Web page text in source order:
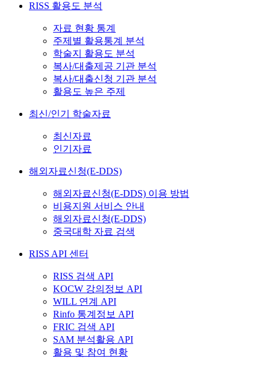
RISS 활용도 분석
자료 현황 통계
주제별 활용통계 분석
학술지 활용도 분석
복사/대출제공 기관 분석
복사/대출신청 기관 분석
활용도 높은 주제
최신/인기 학술자료
최신자료
인기자료
해외자료신청(E-DDS)
해외자료신청(E-DDS) 이용 방법
비용지원 서비스 안내
해외자료신청(E-DDS)
중국대학 자료 검색
RISS API 센터
RISS 검색 API
KOCW 강의정보 API
WILL 연계 API
Rinfo 통계정보 API
FRIC 검색 API
SAM 분석활용 API
활용 및 참여 현황